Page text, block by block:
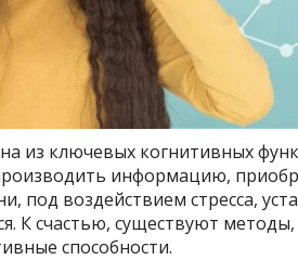
из ключевых когнитивных
информацию,
под воздействием стресса,
К счастью, существуют
способности.